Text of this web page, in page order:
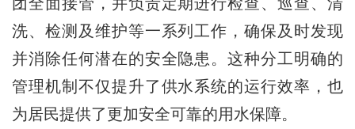
洗、检测及维护等一系列工作，确保及时发现
并消除任何潜在的安全隐患。这种分工明确的
管理机制不仅提升了供水系统的运行效率，也
为居民提供了更加安全可靠的用水保障。